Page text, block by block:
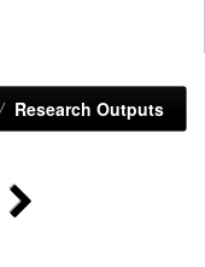
Research Outputs